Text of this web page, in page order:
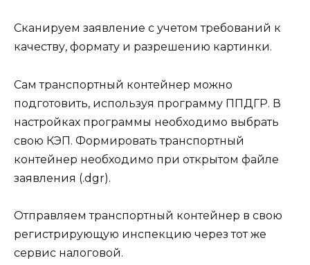
Сканируем заявление с учетом требований к
качеству, формату и разрешению картинки.
Сам транспортный контейнер можно
подготовить, используя программу ППДГР. В
настройках программы необходимо выбрать
свою КЭП. Формировать транспортный
контейнер необходимо при открытом файле
заявления (.dgr).
Отправляем транспортный контейнер в свою
регистрирующую инспекцию через тот же
сервис налоговой.